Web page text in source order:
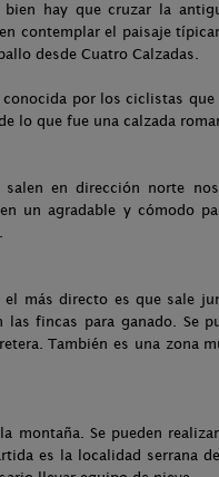
bien hay que cruzar la
contemplar el paisaje
desde Cuatro Calzadas.
por los ciclistas
lo que fue una calzada
salen en dirección norte
un agradable y cómodo
más directo es que sale
las fincas para ganado. Se
También es una zona
montaña. Se pueden
es la localidad serrana